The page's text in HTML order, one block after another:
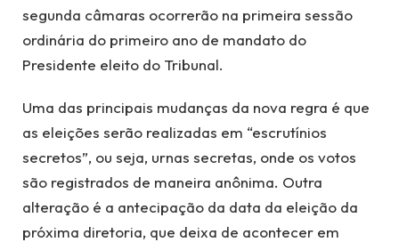
segunda câmaras ocorrerão na primeira sessão
ordinária do primeiro ano de mandato do
Presidente eleito do Tribunal.
Uma das principais mudanças da nova regra é que
as eleições serão realizadas em “escrutínios
secretos”, ou seja, urnas secretas, onde os votos
são registrados de maneira anônima. Outra
alteração é a antecipação da data da eleição da
próxima diretoria, que deixa de acontecer em